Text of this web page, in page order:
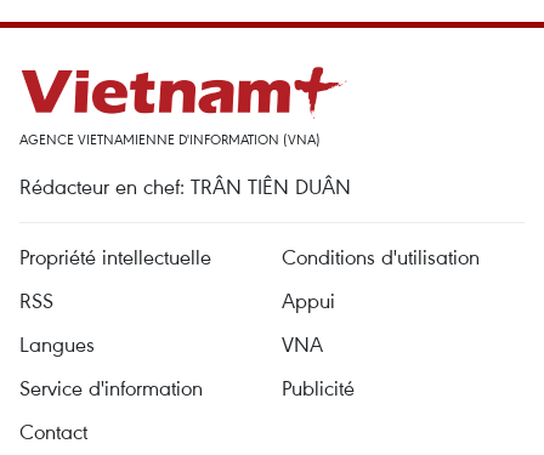
AGENCE VIETNAMIENNE D'INFORMATION (VNA)
Rédacteur en chef: TRÂN TIÊN DUÂN
Propriété intellectuelle
Conditions d'utilisation
RSS
Appui
Langues
VNA
Service d'information
Publicité
Contact